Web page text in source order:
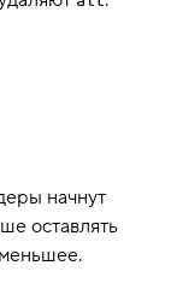
начнут
оставлять